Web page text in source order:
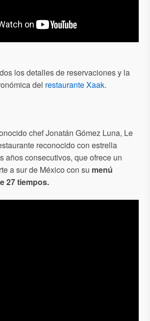
los detalles de reservaciones y la
del restaurante Xaak.
chef Jonatán Gómez Luna, Le
reconocido con estrella
años consecutivos, que ofrece un
a sur de México con su menú
27 tiempos.